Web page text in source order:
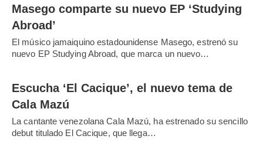
Masego comparte su nuevo EP ‘Studying
Abroad’
El músico jamaiquino estadounidense Masego, estrenó su
nuevo EP Studying Abroad, que marca un nuevo…
Escucha ‘El Cacique’, el nuevo tema de
Cala Mazú
La cantante venezolana Cala Mazú, ha estrenado su sencillo
debut titulado El Cacique, que llega…